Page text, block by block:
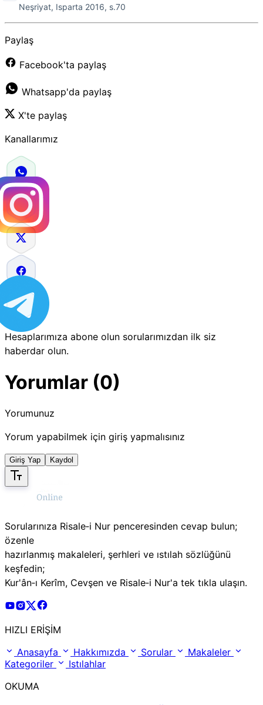
Neşriyat, Isparta 2016, s.70
Paylaş
Facebook'ta paylaş
Whatsapp'da paylaş
X'te paylaş
Kanallarımız
Hesaplarımıza abone olun sorularımızdan ilk siz
haberdar olun.
Yorumlar (0)
Yorumunuz
Yorum yapabilmek için giriş yapmalısınız
Giriş Yap Kaydol
Sorularınıza Risale‑i Nur penceresinden cevap bulun;
özenle
hazırlanmış makaleleri, şerhleri ve ıstılah sözlüğünü
keşfedin;
Kur'ân‑ı Kerîm, Cevşen ve Risale‑i Nur'a tek tıkla ulaşın.
Risale Online Youtube Hesabı
Risale Online Instagram Hesabı
Risale Online X Hesabı
HIZLI ERİŞİM
Anasayfa
Hakkımızda Sorular
Makaleler
Kategoriler
Istılahlar
OKUMA